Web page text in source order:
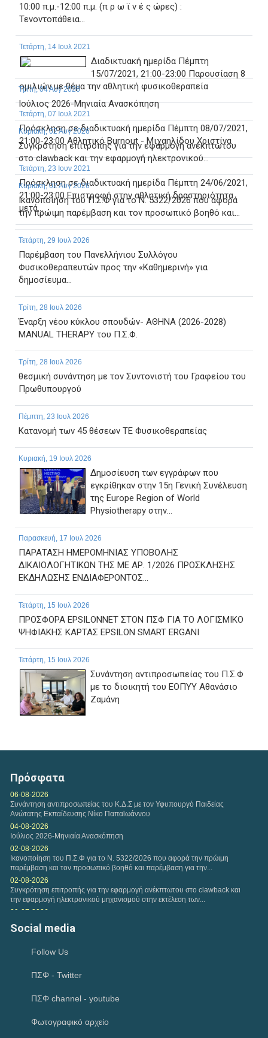
10:00 π.μ.-12:00 π.μ. (π ρ ω ϊ ν έ ς ώρες) :
Τενοντοπάθεια...
Τετάρτη, 14 Ιουλ 2021
Διαδικτυακή ημερίδα Πέμπτη
15/07/2021, 21:00-23:00 Παρουσίαση 8
ομιλιών με θέμα την αθλητική φυσικοθεραπεία
Τετάρτη, 07 Ιουλ 2021
Πρόσκληση σε διαδικτυακή ημερίδα Πέμπτη 08/07/2021,
21:00-23:00 Aθλητικό Burnout - Μιχαηλίδου Χριστίνα
Τετάρτη, 23 Ιουν 2021
Πρόσκληση σε διαδικτυακή ημερίδα Πέμπτη 24/06/2021,
21:00-23:00 Επιστροφή στην αθλητική δραστηριότητα
μετά...
Τρίτη, 04 Αυγ 2026
Ιούλιος 2026-Μηνιαία Ανασκόπηση
Κυριακή, 02 Αυγ 2026
Συγκρότηση επιτροπής για την εφαρμογή ανέκπτωτου
στο clawback και την εφαρμογή ηλεκτρονικού...
Κυριακή, 02 Αυγ 2026
Ικανοποίηση του Π.Σ.Φ για το Ν. 5322/2026 που αφορά
την πρώιμη παρέμβαση και τον προσωπικό βοηθό και...
Τετάρτη, 29 Ιουλ 2026
Παρέμβαση του Πανελλήνιου Συλλόγου
Φυσικοθεραπευτών προς την «Καθημερινή» για
δημοσίευμα...
Τρίτη, 28 Ιουλ 2026
Έναρξη νέου κύκλου σπουδών- ΑΘΗΝΑ (2026-2028)
MANUAL THERAPY του Π.Σ.Φ.
Τρίτη, 28 Ιουλ 2026
θεσμική συνάντηση με τον Συντονιστή του Γραφείου του
Πρωθυπουργού
Πέμπτη, 23 Ιουλ 2026
Κατανομή των 45 θέσεων ΤΕ Φυσικοθεραπείας
Κυριακή, 19 Ιουλ 2026
Δημοσίευση των εγγράφων που
εγκρίθηκαν στην 15η Γενική Συνέλευση
της Europe Region of World
Physiotherapy στην...
Παρασκευή, 17 Ιουλ 2026
ΠΑΡΑΤΑΣΗ ΗΜΕΡΟΜΗΝΙΑΣ ΥΠΟΒΟΛΗΣ
ΔΙΚΑΙΟΛΟΓΗΤΙΚΩΝ ΤΗΣ ΜΕ ΑΡ. 1/2026 ΠΡΟΣΚΛΗΣΗΣ
ΕΚΔΗΛΩΣΗΣ ΕΝΔΙΑΦΕΡΟΝΤΟΣ...
Τετάρτη, 15 Ιουλ 2026
ΠΡΟΣΦΟΡΑ EPSILONNET ΣΤΟΝ ΠΣΦ ΓΙΑ ΤΟ ΛΟΓΙΣΜΙΚΟ
ΨΗΦΙΑΚΗΣ ΚΑΡΤΑΣ EPSILON SMART ERGANI
Τετάρτη, 15 Ιουλ 2026
Συνάντηση αντιπροσωπείας του Π.Σ.Φ
με το διοικητή του ΕΟΠΥΥ Αθανάσιο
Ζαμάνη
Απάντηση του ΕΟΠΥΥ, σε ερώτημα σχετικό με τα
εξάμηνο...
Κυριακή, 12 Ιουλ 2026
Η ΑΑΔΕ ανακοίνωσε παράταση υποβολής δηλώσεων
φορολογίας εισοδήματος μέχρι τα μεσάνυχτα της...
Πρόσφατα
06-08-2026
Συνάντηση αντιπροσωπείας του Κ.Δ.Σ με τον Υφυπουργό Παιδείας
Ανώτατης Εκπαίδευσης Νίκο Παπαϊωάννου
04-08-2026
Ιούλιος 2026-Μηνιαία Ανασκόπηση
02-08-2026
Ικανοποίηση του Π.Σ.Φ για το Ν. 5322/2026 που αφορά την πρώιμη
παρέμβαση και τον προσωπικό βοηθό και παρέμβαση για την...
02-08-2026
Συγκρότηση επιτροπής για την εφαρμογή ανέκπτωτου στο clawback και
την εφαρμογή ηλεκτρονικού μηχανισμού στην εκτέλεση των...
29-07-2026
«Καθημερινή» για δημοσίευμα σχετικά με τους...
θεσμική συνάντηση με τον Συντονιστή του Γραφείου του Πρωθυπουργού
Έναρξη νέου κύκλου σπουδών- ΑΘΗΝΑ (2026-2028) MANUAL THERAPY
23-07-2026
19-07-2026
Δημοσίευση των εγγράφων που εγκρίθηκαν στην 15η Γενική Συνέλευση
Social media
Follow Us
ΠΣΦ - Twitter
ΠΣΦ channel - youtube
Φωτογραφικό αρχείο